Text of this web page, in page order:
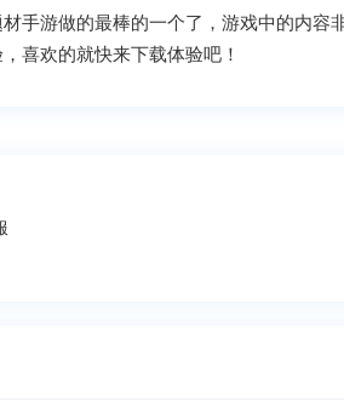
手游做的最棒的一个了，游戏中的内容
喜欢的就快来下载体验吧！